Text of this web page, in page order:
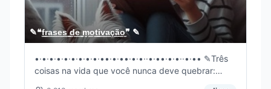
✎❝f̫̫r̫̫a̫̫s̫̫e̫̫s̫̫ ̫̫d̫̫e̫̫ ̫̫m̫̫o̫̫t̫̫i̫̫v̫̫a̫̫ç̫̫ã̫̫o̫̫❞ ✎
•·•·•·•·•·•·•·•·•·••·•·••·•·•··•·••·•·•··•·•• ✎Três
coisas na vida que você nunca deve quebrar: